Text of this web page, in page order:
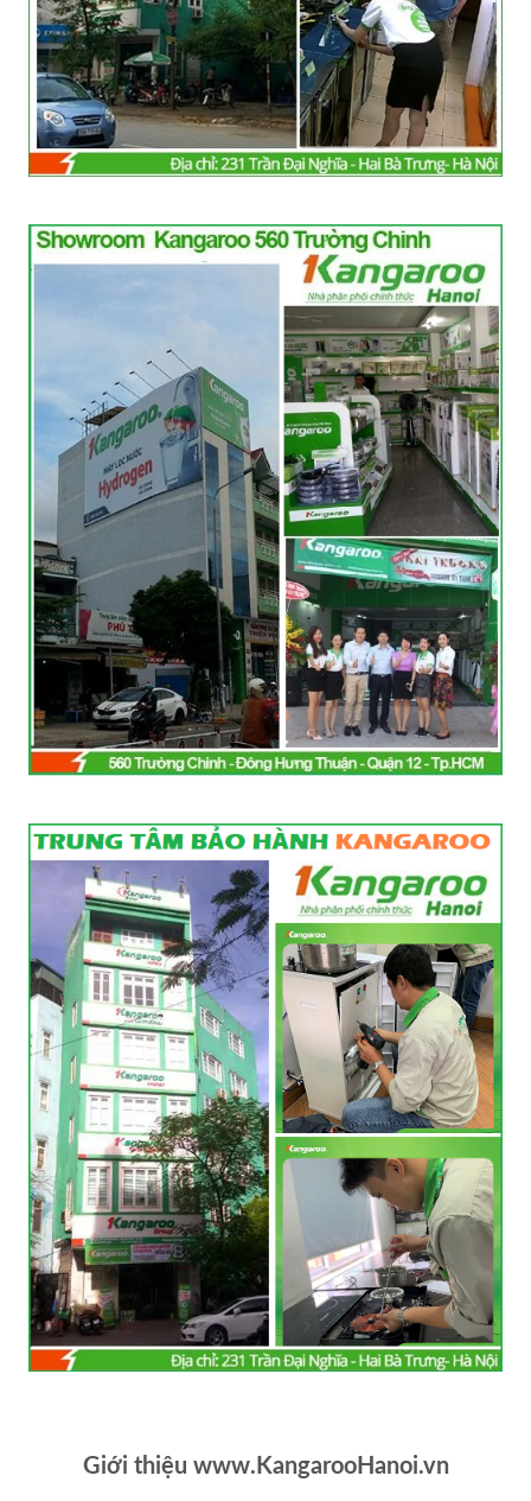
Giới thiệu www.KangarooHanoi.vn